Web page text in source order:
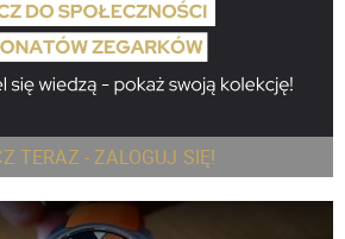
TERAZ - ZALOGUJ SIĘ!